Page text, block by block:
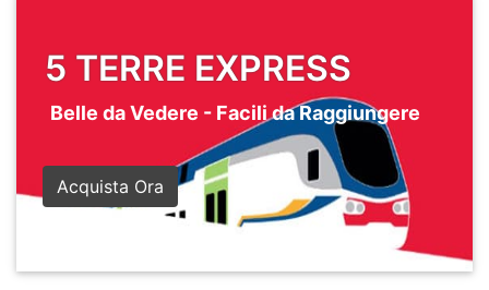
5 TERRE EXPRESS
Belle da Vedere - Facili da Raggiungere
Acquista Ora